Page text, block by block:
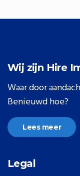
Wij zijn Hire
Waar door
Benieuwd hoe?
Lees meer
Legal